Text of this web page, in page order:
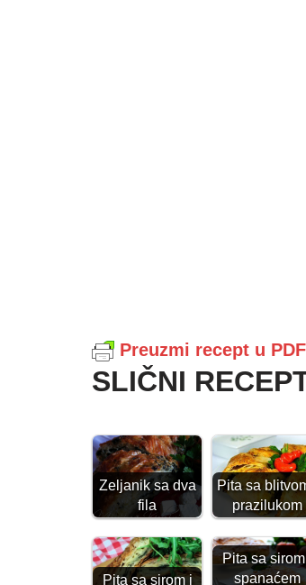
Preuzmi recept u
SLIČNI
Zeljanik sa dva
fila
Pita sa
prazilukom
Pita sa sirom i
Pita sa
spanaćem